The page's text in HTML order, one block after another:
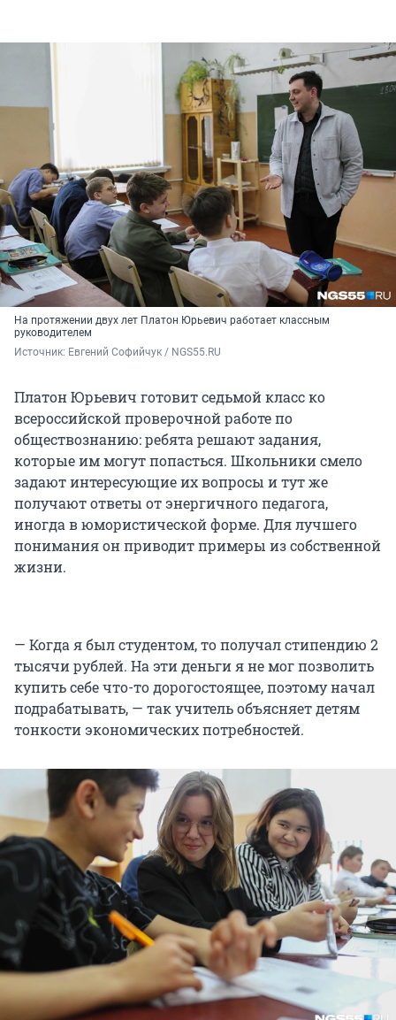
На протяжении двух лет Платон Юрьевич работает классным
руководителем
Источник: Евгений Софийчук / NGS55.RU
Платон Юрьевич готовит седьмой класс ко
всероссийской проверочной работе по
обществознанию: ребята решают задания,
которые им могут попасться. Школьники смело
задают интересующие их вопросы и тут же
получают ответы от энергичного педагога,
иногда в юмористической форме. Для лучшего
понимания он приводит примеры из собственной
жизни.
— Когда я был студентом, то получал стипендию 2
тысячи рублей. На эти деньги я не мог позволить
купить себе что-то дорогостоящее, поэтому начал
подрабатывать, — так учитель объясняет детям
тонкости экономических потребностей.